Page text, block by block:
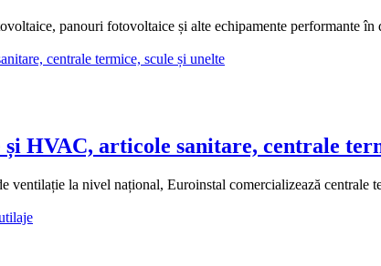
panouri fotovoltaice și alte echipamente performante
HVAC, articole sanitare, centrale
ventilație la nivel național, Euroinstal comercializează